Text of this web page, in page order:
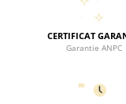
CERTIFICAT
Garantie ANPC